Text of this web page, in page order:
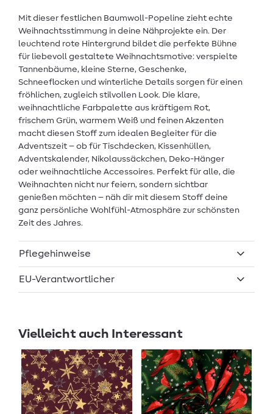
Mit dieser festlichen Baumwoll-Popeline zieht echte
Weihnachtsstimmung in deine Nähprojekte ein. Der
leuchtend rote Hintergrund bildet die perfekte Bühne
für liebevoll gestaltete Weihnachtsmotive: verspielte
Tannenbäume, kleine Sterne, Geschenke,
Schneeflocken und winterliche Details sorgen für einen
fröhlichen, zugleich stilvollen Look. Die klare,
weihnachtliche Farbpalette aus kräftigem Rot,
frischem Grün, warmem Weiß und feinen Akzenten
macht diesen Stoff zum idealen Begleiter für die
Adventszeit – ob für Tischdecken, Kissenhüllen,
Adventskalender, Nikolaussäckchen, Deko-Hänger
oder weihnachtliche Accessoires. Perfekt für alle, die
Weihnachten nicht nur feiern, sondern sichtbar
genießen möchten – näh dir mit diesem Stoff deine
ganz persönliche Wohlfühl-Atmosphäre zur schönsten
Zeit des Jahres.
Pflegehinweise
EU-Verantwortlicher
Vielleicht auch Interessant